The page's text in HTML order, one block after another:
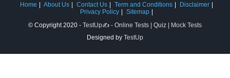
Home About Us Contact Us Term and Conditions
Disclaimer
Privacy Policy
Sitemap
© Copyright 2020 - TestUp✍️ - Online Tests | Quiz | Mock Tests
Designed by TestUp